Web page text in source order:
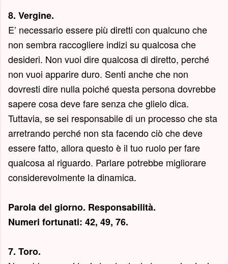
8. Vergine.
E’ necessario essere più diretti con qualcuno che
non sembra raccogliere indizi su qualcosa che
desideri. Non vuoi dire qualcosa di diretto, perché
non vuoi apparire duro. Senti anche che non
dovresti dire nulla poiché questa persona dovrebbe
sapere cosa deve fare senza che glielo dica.
Tuttavia, se sei responsabile di un processo che sta
arretrando perché non sta facendo ciò che deve
essere fatto, allora questo è il tuo ruolo per fare
qualcosa al riguardo. Parlare potrebbe migliorare
considerevolmente la dinamica.
Parola del giorno. Responsabilità.
Numeri fortunati: 42, 49, 76.
7. Toro.